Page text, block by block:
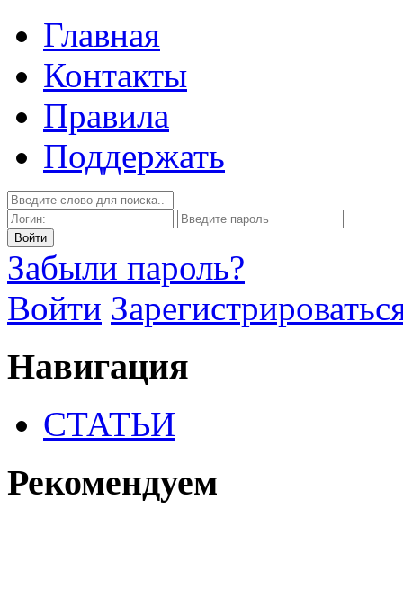
Главная
Контакты
Правила
Поддержать
Забыли пароль?
Войти
Навигация
СТАТЬИ
Рекомендуем